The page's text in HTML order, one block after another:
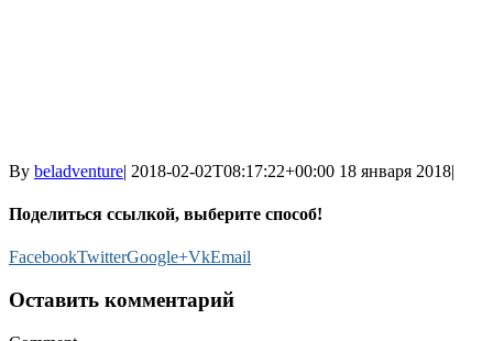
By beladventure| 2018-02-02T08:17:22+00:00 18 января 2018|
Поделиться ссылкой, выберите способ!
FacebookTwitterGoogle+VkEmail
Оставить комментарий